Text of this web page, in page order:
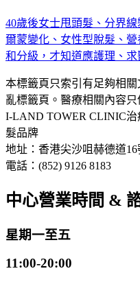
40歲後女士甩頭髮、分界
爾蒙變化、女性型脫髮、
和分級，才知道應護理、
本標籤頁只索引有足夠相
亂標籤頁。醫療相關內容只
I-LAND TOWER CLINIC治
髮品牌
地址：香港尖沙咀赫德道16
電話：(852) 9126 8183
中心營業時間 &
星期一至五
11:00-20:00